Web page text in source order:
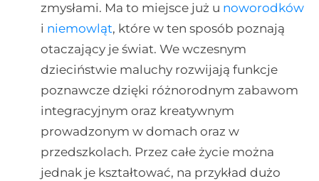
zmysłami. Ma to miejsce już u noworodków
i niemowląt, które w ten sposób poznają
otaczający je świat. We wczesnym
dzieciństwie maluchy rozwijają funkcje
poznawcze dzięki różnorodnym zabawom
integracyjnym oraz kreatywnym
prowadzonym w domach oraz w
przedszkolach. Przez całe życie można
jednak je kształtować, na przykład dużo